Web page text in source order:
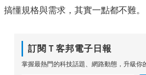
搞懂規格與需求，其實一點都不難。
訂閱Ｔ客邦電子日報
掌握最熱門的科技話題、網路動態，升級你